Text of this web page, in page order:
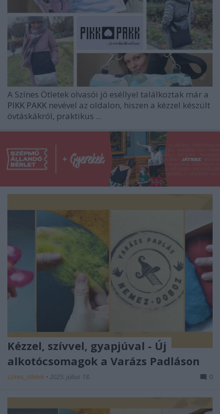
A Színes Ötletek olvasói jó eséllyel találkoztak már a
PIKK PAKK nevével az oldalon, hiszen a kézzel készült
övtáskákról, praktikus ...
Kézzel, szívvel, gyapjúval - Új
alkotócsomagok a Varázs Padláson
színes_ötletek • 2025. július 18. 0